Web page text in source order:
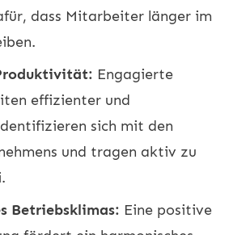
dass Mitarbeiter länger im
Engagierte
effizienter und
sich mit den
und tragen aktiv zu
Betriebsklimas: Eine positive